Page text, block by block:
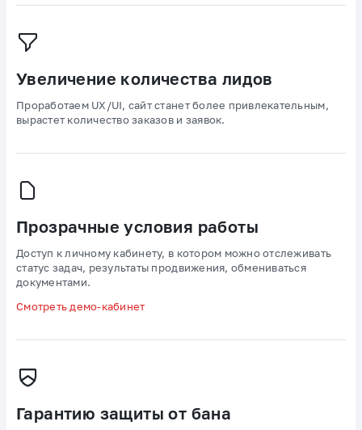
Увеличение количества лидов
Проработаем UX/UI, сайт станет более привлекательным,
вырастет количество заказов и заявок.
Прозрачные условия работы
Доступ к личному кабинету, в котором можно отслеживать
статус задач, результаты продвижения, обмениваться
документами.
Смотреть демо-кабинет
Гарантию защиты от бана